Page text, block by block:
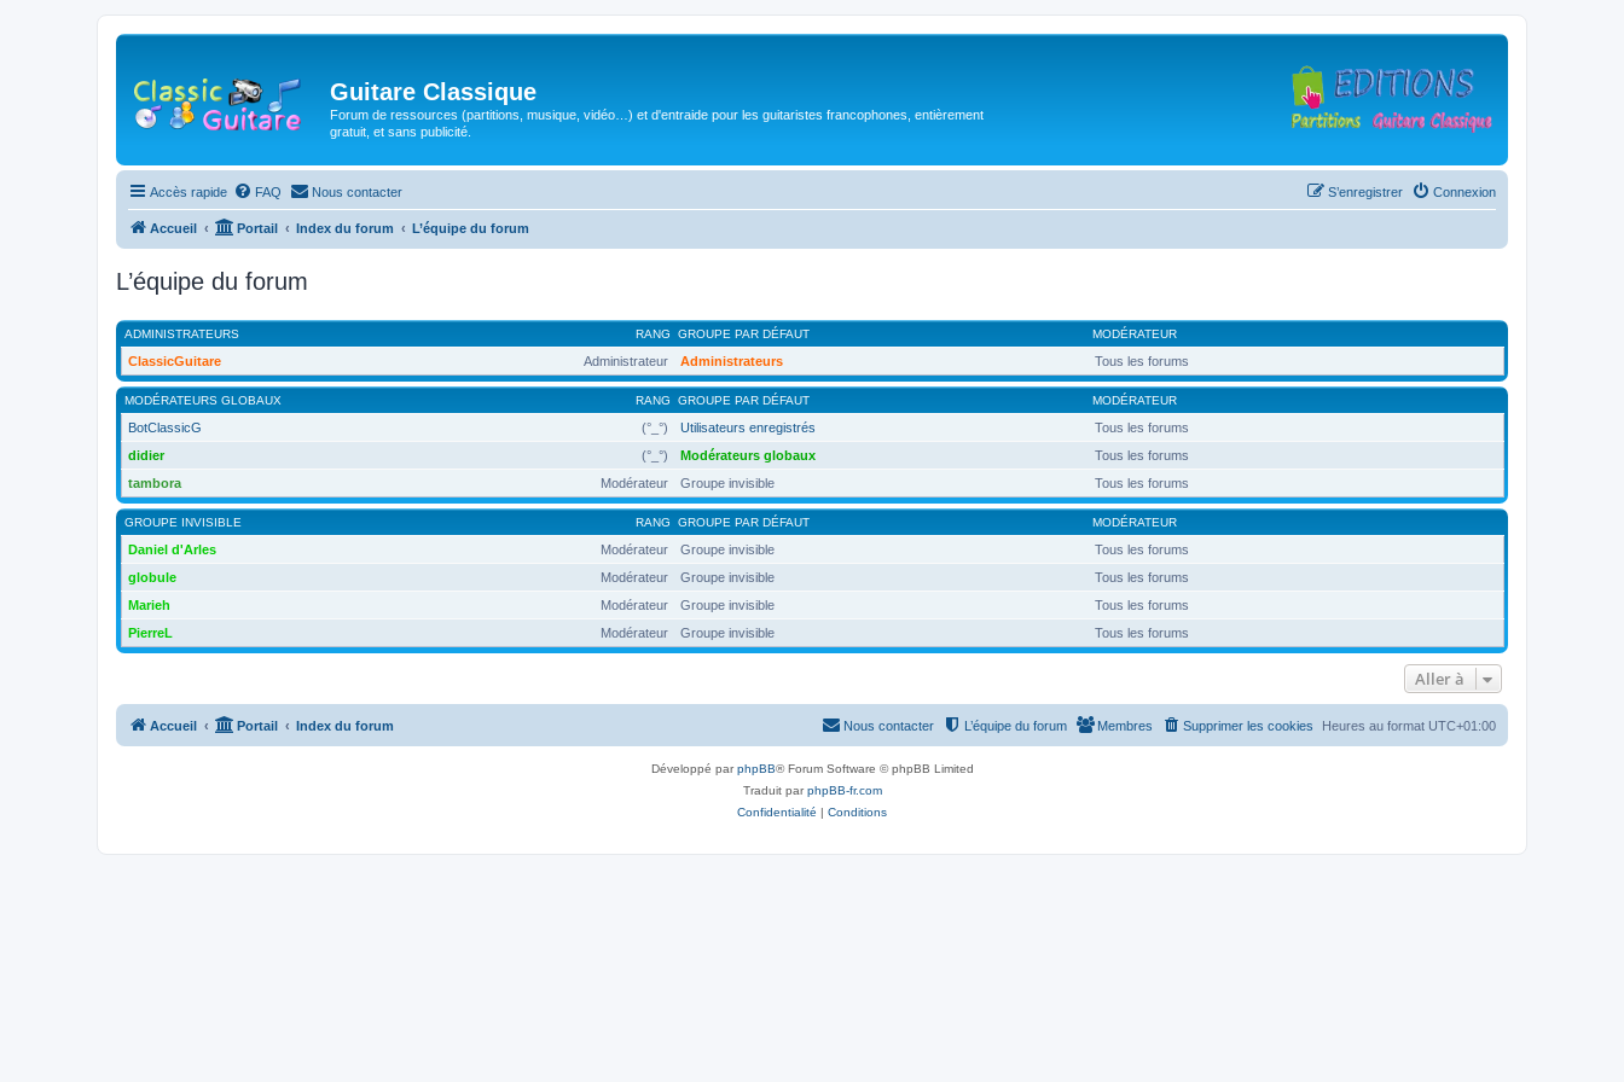
Guitare Classique
Forum de ressources (partitions, musique, vidéo…) et d'entraide pour les guitaristes francophones, entièrement
gratuit, et sans publicité.
Accès rapide FAQ Nous contacter Connexion
S’enregistrer
Accueil Portail Index du forum L’équipe du forum
L’équipe du forum
RANG
ADMINISTRATEURS GROUPE PAR DÉFAUT MODÉRATEUR
Administrateur
ClassicGuitare Administrateurs Tous les forums
RANG
MODÉRATEURS GLOBAUX GROUPE PAR DÉFAUT MODÉRATEUR
(°_°)
BotClassicG Utilisateurs enregistrés
Tous les forums
(°_°)
didier Modérateurs globaux
Tous les forums
Modérateur
tambora Groupe invisible Tous les forums
RANG
GROUPE INVISIBLE GROUPE PAR DÉFAUT MODÉRATEUR
Modérateur
Daniel d'Arles Groupe invisible
Tous les forums
Modérateur
globule Groupe invisible
Tous les forums
Modérateur
Marieh Groupe invisible
Tous les forums
Modérateur
PierreL Groupe invisible Tous les forums
Aller à
Accueil Portail Index du forum Heures au format UTC+01:00
Supprimer les cookies
Membres
L’équipe du forum
Nous contacter
Développé parphpBB® Forum Software © phpBB Limited
Traduit parphpBB-fr.com
Confidentialité | Conditions